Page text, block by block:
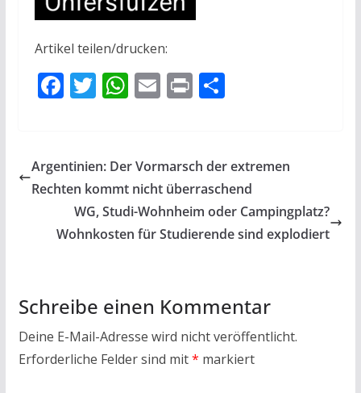
Artikel teilen/drucken:
F
ac
b
o
o
k
T
w
er
W
h
s
A
p
p
E
m
l
Pr
in
T
n
Argentinien: Der Vormarsch der extremen
Rechten kommt nicht überraschend
WG, Studi-Wohnheim oder Campingplatz?
Wohnkosten für Studierende sind explodiert
Schreibe einen Kommentar
Deine E-Mail-Adresse wird nicht veröffentlicht.
Erforderliche Felder sind mit* markiert